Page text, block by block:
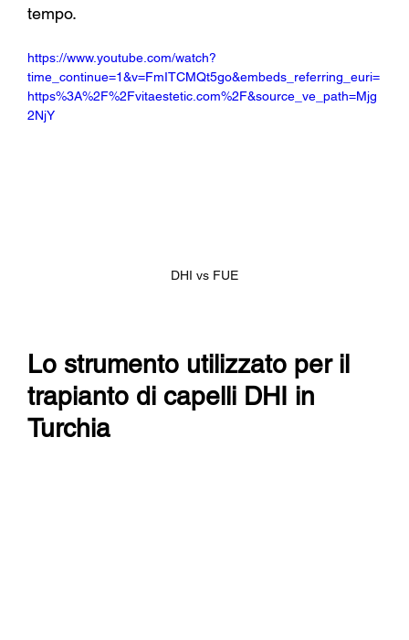
tempo.
https://www.youtube.com/watch?
time_continue=1&v=FmITCMQt5go&embeds_referring_euri=
https%3A%2F%2Fvitaestetic.com%2F&source_ve_path=Mjg
2NjY
DHI vs FUE
Lo strumento utilizzato per il
trapianto di capelli DHI in
Turchia